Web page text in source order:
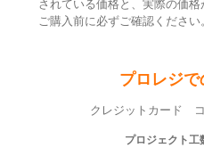
されている価格と、実際の価格
ご購入前に必ずご確認ください
プロレジ
クレジットカード
プロジェクト工